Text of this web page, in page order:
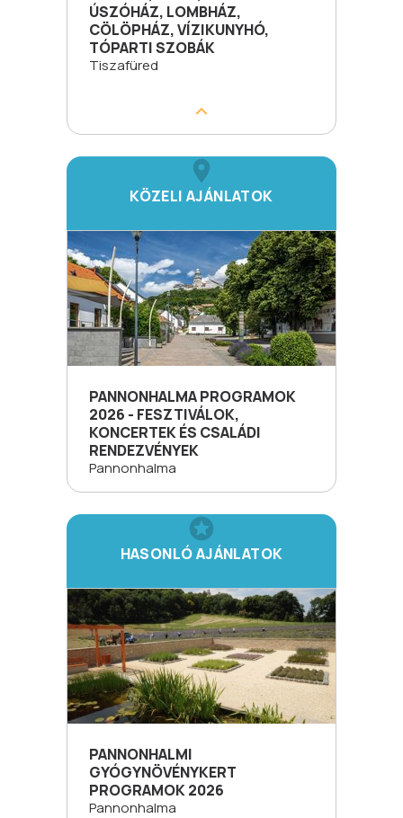
ÚSZÓHÁZ, LOMBHÁZ,
CÖLÖPHÁZ, VÍZIKUNYHÓ,
TÓPARTI SZOBÁK
Tiszafüred
KÖZELI AJÁNLATOK
PANNONHALMA PROGRAMOK
2026 - FESZTIVÁLOK,
KONCERTEK ÉS CSALÁDI
RENDEZVÉNYEK
Pannonhalma
HASONLÓ AJÁNLATOK
PANNONHALMI
GYÓGYNÖVÉNYKERT
PROGRAMOK 2026
Pannonhalma